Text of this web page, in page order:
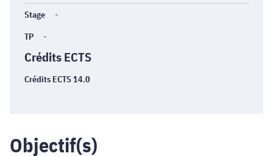
Stage -
TP -
Crédits ECTS
Crédits ECTS 14.0
Objectif(s)